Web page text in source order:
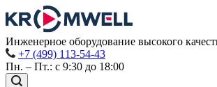
Инженерное оборудование высокого
+7 (499) 113-54-43
Пн. – Пт.: с 9:30 до 18:00